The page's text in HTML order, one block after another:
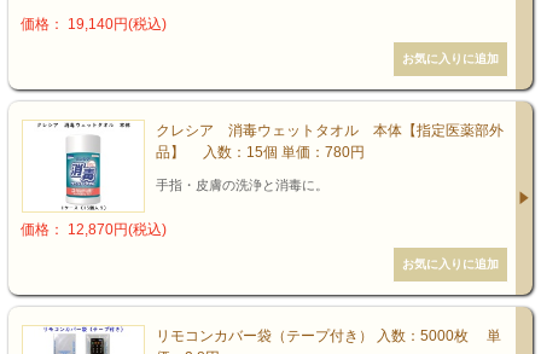
価格： 19,140円(税込)
クレシア 消毒ウェットタオル 本体【指定医薬部外
品】 入数：15個 単価：780円
手指・皮膚の洗浄と消毒に。
価格： 12,870円(税込)
リモコンカバー袋（テープ付き） 入数：5000枚 単